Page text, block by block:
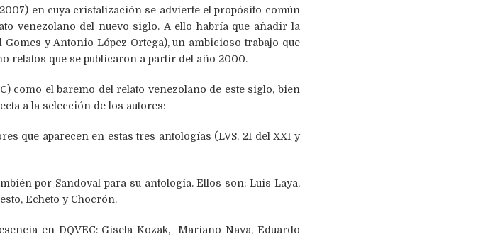
en cuya cristalización se advierte el propósito común
venezolano del nuevo siglo. A ello habría que añadir la
y Antonio López Ortega), un ambicioso trabajo que
relatos que se publicaron a partir del año 2000.
como el baremo del relato venezolano de este siglo, bien
a la selección de los autores:
que aparecen en estas tres antologías (LVS, 21 del XXI y
por Sandoval para su antología. Ellos son: Luis Laya,
Echeto y Chocrón.
en DQVEC: Gisela Kozak, Mariano Nava, Eduardo